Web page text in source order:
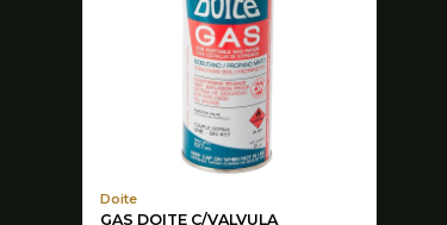
Doite
GAS DOITE C/VALVULA